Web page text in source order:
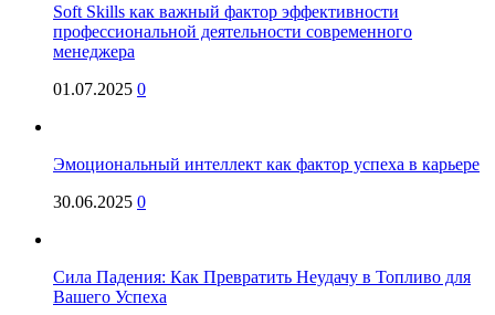
Soft Skills как важный фактор эффективности
профессиональной деятельности современного
менеджера
01.07.2025 0
Эмоциональный интеллект как фактор успеха в карьере
30.06.2025 0
Сила Падения: Как Превратить Неудачу в Топливо для
Вашего Успеха